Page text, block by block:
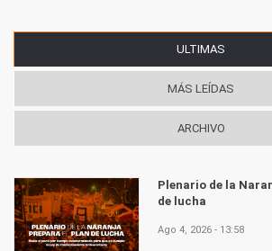
ULTIMAS
MÁS LEÍDAS
ARCHIVO
Plenario de la
de lucha
Ago 4, 2026 - 13:58